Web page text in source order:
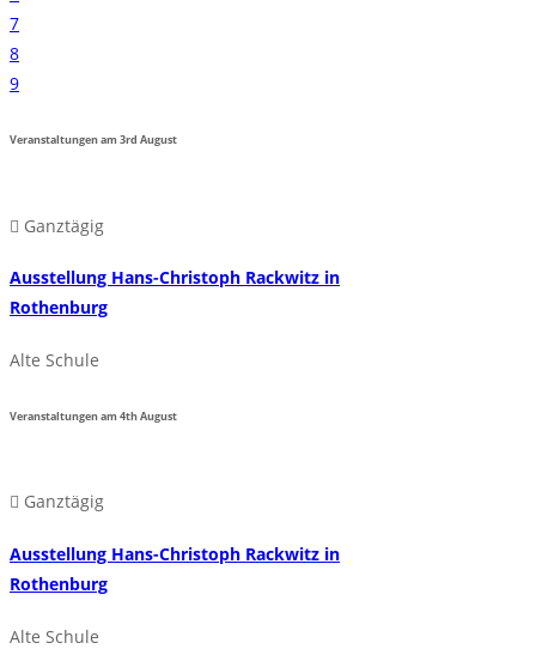
7
8
9
Veranstaltungen am3rd August
Ganztägig
Ausstellung Hans-Christoph Rackwitz in
Rothenburg
Alte Schule
Veranstaltungen am4thAugust
Ganztägig
Ausstellung Hans-Christoph Rackwitz in
Rothenburg
Alte Schule